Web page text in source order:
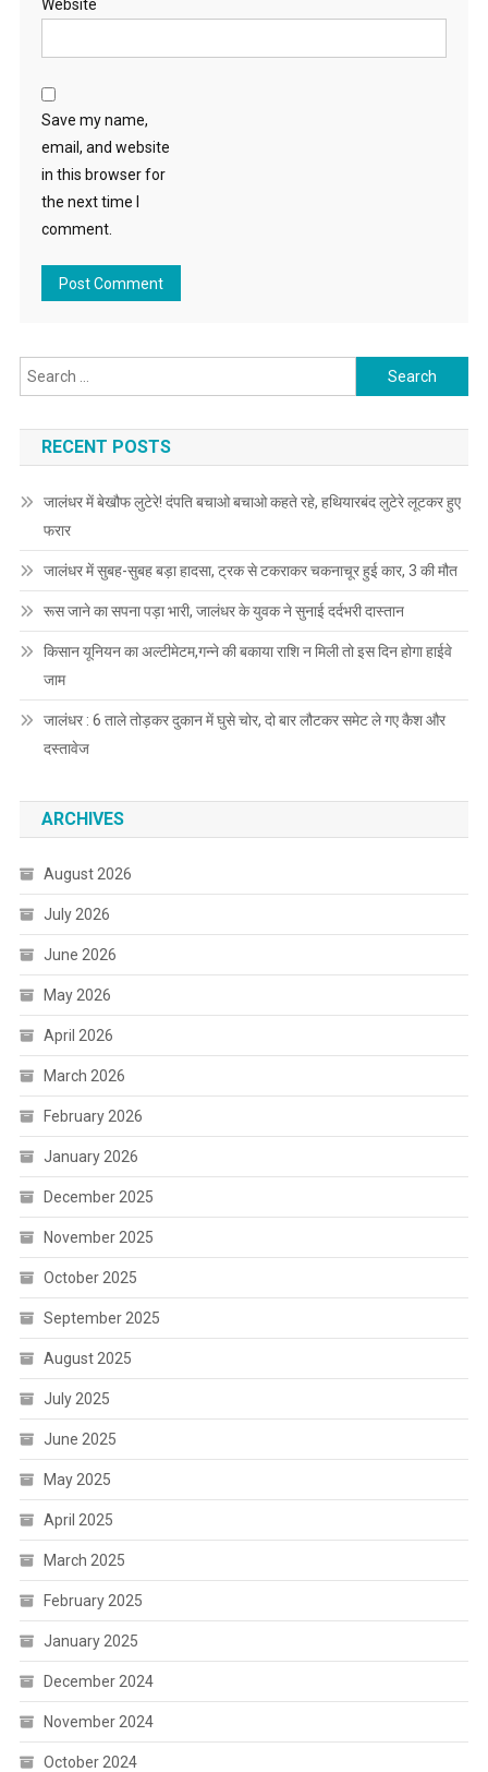
Website
Save my name,
email, and website
in this browser for
the next time I
comment.
Search for:
RECENT POSTS
जालंधर में बेखौफ लुटेरे! दंपति बचाओ बचाओ कहते रहे, हथियारबंद लुटेरे लूटकर हुए
फरार
जालंधर में सुबह-सुबह बड़ा हादसा, ट्रक से टकराकर चकनाचूर हुई कार, 3 की मौत
रूस जाने का सपना पड़ा भारी, जालंधर के युवक ने सुनाई दर्दभरी दास्तान
किसान यूनियन का अल्टीमेटम,गन्ने की बकाया राशि न मिली तो इस दिन होगा हाईवे
जाम
जालंधर : 6 ताले तोड़कर दुकान में घुसे चोर, दो बार लौटकर समेट ले गए कैश और
दस्तावेज
ARCHIVES
August 2026
July 2026
June 2026
May 2026
April 2026
March 2026
February 2026
January 2026
December 2025
November 2025
October 2025
September 2025
August 2025
July 2025
June 2025
May 2025
April 2025
March 2025
February 2025
January 2025
December 2024
November 2024
October 2024